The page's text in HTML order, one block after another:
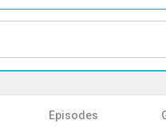
Episodes